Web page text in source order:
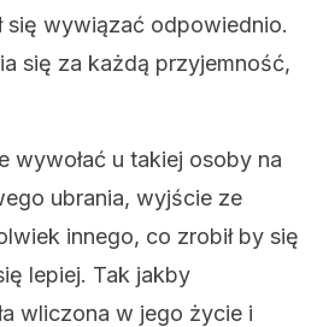
się wywiązać odpowiednio.
się za każdą przyjemność,
wywołać u takiej osoby na
ubrania, wyjście ze
innego, co zrobił by się
lepiej. Tak jakby
wliczona w jego życie i